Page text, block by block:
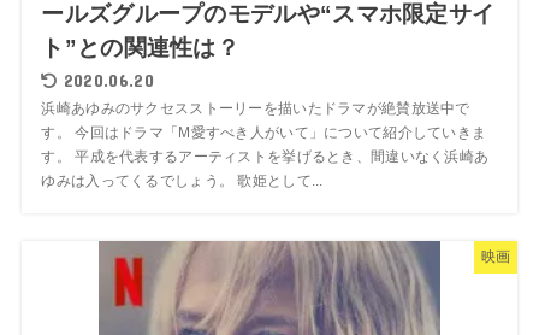
ールズグループのモデルや“スマホ限定サイ
ト”との関連性は？
2020.06.20
浜崎あゆみのサクセスストーリーを描いたドラマが絶賛放送中で
す。 今回はドラマ「M愛すべき人がいて」について紹介していきま
す。 平成を代表するアーティストを挙げるとき、間違いなく浜崎あ
ゆみは入ってくるでしょう。 歌姫として...
映画